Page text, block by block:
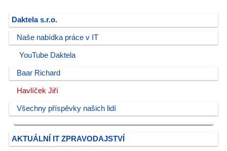
Daktela s.r.o.
Naše nabídka práce v IT
YouTube Daktela
Baar Richard
Havlíček Jiří
Všechny příspěvky našich lidí
AKTUÁLNÍ IT ZPRAVODAJSTVÍ